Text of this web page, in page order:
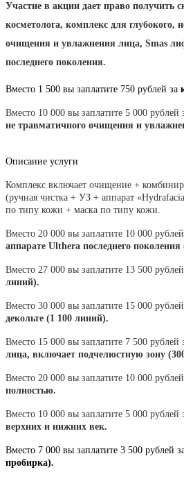
Участие в акции дает право получить
косметолога, комплекс для глубокого,
очищения и увлажнения лица, Smas
последнего поколения.
Вместо 1 500 вы заплатите 750 рублей за
Вместо 10 000 вы заплатите 5 000 рублей
не травматичного очищения и
Описание услуги
Комплекс включает очищение +
(ручная чистка + УЗ + аппарат
по типу кожи + маска по типу кожи.
Вместо 20 000 вы заплатите 10 000
аппарате Ulthera последнего
Вместо 27 000 вы заплатите 13 500
линий).
Вместо 30 000 вы заплатите 15 000
декольте (1 100 линий).
Вместо 15 000 вы заплатите 7 500 рублей
лица, включает подчелюстную зону
Вместо 20 000 вы заплатите 10 000
полностью.
Вместо 10 000 вы заплатите 5 000 рублей
верхних и нижних век.
Вместо 7 000 вы заплатите 3 500 рублей
пробирка).